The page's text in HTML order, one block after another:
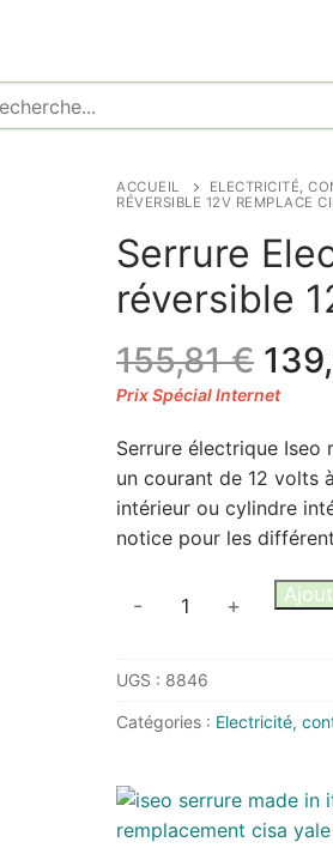
ACCUEIL ELECTRICITÉ,
RÉVERSIBLE 12V REMPLACE
Serrure
réversible
155,81€ Le
prix
Serrure électrique Iseo
un courant de 12 volts
intérieur ou cylindre
notice pour les
quantité
Electrique
Iseo
remplace
CISA
- +
UGS : 8846
Catégories : Electricité,